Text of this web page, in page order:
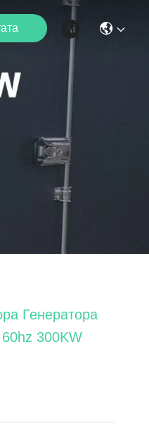
Генератора
300KW